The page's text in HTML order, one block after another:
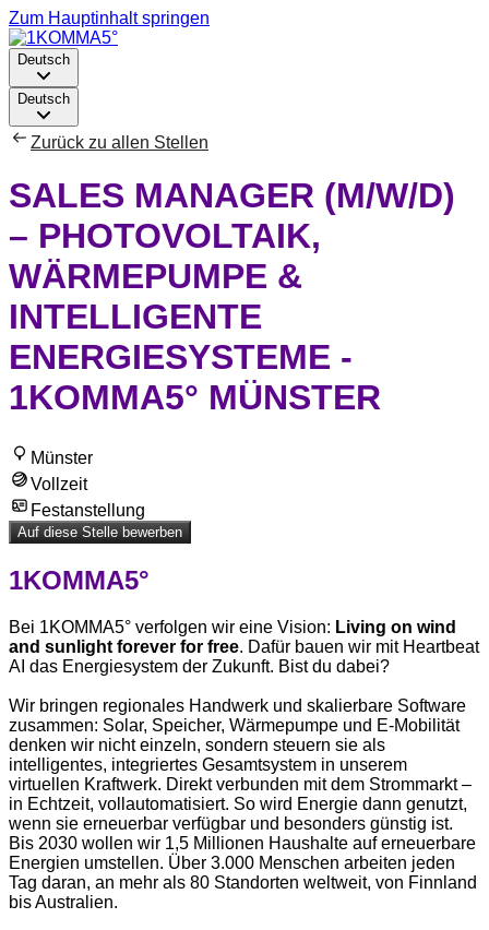
Zum Hauptinhalt springen
Deutsch
Deutsch
Zurück zu allen Stellen
SALES MANAGER (M/W/D)
– PHOTOVOLTAIK,
WÄRMEPUMPE &
INTELLIGENTE
ENERGIESYSTEME -
1KOMMA5° MÜNSTER
Münster
Vollzeit
Festanstellung
Auf diese Stelle bewerben
1KOMMA5°
Bei 1KOMMA5° verfolgen wir eine Vision: Living on wind
and sunlight forever for free. Dafür bauen wir mit Heartbeat
AI das Energiesystem der Zukunft. Bist du dabei?
Wir bringen regionales Handwerk und skalierbare Software
zusammen: Solar, Speicher, Wärmepumpe und E-Mobilität
denken wir nicht einzeln, sondern steuern sie als
intelligentes, integriertes Gesamtsystem in unserem
virtuellen Kraftwerk. Direkt verbunden mit dem Strommarkt –
in Echtzeit, vollautomatisiert. So wird Energie dann genutzt,
wenn sie erneuerbar verfügbar und besonders günstig ist.
Bis 2030 wollen wir 1,5 Millionen Haushalte auf erneuerbare
Energien umstellen. Über 3.000 Menschen arbeiten jeden
Tag daran, an mehr als 80 Standorten weltweit, von Finnland
bis Australien.